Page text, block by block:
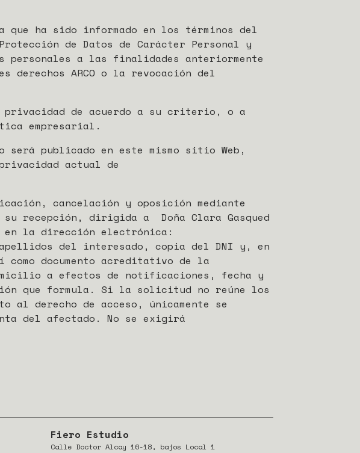
ha sido informado en los términos del
de Datos de Carácter Personal y
personales a las finalidades anteriormente
ARCO o la revocación del
privacidad de acuerdo a su criterio, o a
empresarial.
publicado en este mismo sitio Web,
actual de
cancelación y oposición mediante
recepción, dirigida a Doña Clara Gasqued
en la dirección electrónica:
apellidos del interesado, copia del DNI y, en
documento acreditativo de la
a efectos de notificaciones, fecha y
que formula. Si la solicitud no reúne los
al derecho de acceso, únicamente se
del afectado. No se exigirá
Fiero Estudio
Calle Doctor Alcay 16-18, bajos Local 1